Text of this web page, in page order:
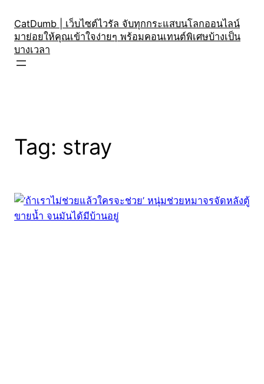
content
CatDumb | เว็บไซต์ไวรัล จับทุกกระแสบนโลกออนไลน์
มาย่อยให้คุณเข้าใจง่ายๆ พร้อมคอนเทนต์พิเศษบ้างเป็น
บางเวลา
Tag: stray